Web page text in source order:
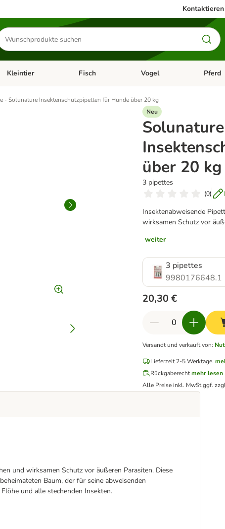
Zubehör
Kategorie-Menü öffnen: Hundefutter & Zubehör
Kleintier Kategorie-Menü öffnen: Kleintier
Fisch Kategorie-Menü öffnen: Fisch
Vogel Pferd
- Solunature Insektenschutzpipetten für Hunde über 20 kg
Neu
über 20 kg
3 pipettes
(0)
Insektenabweisende
wirksamen Schutz vor
weiter
3 pipettes
9980176648.1
20,30 €
Versandt und verkauft von:
Lieferzeit 2-5 Werktage.
Rückgaberechtmehr lesen
Alle Preise inkl. MwSt.ggf.
und wirksamen Schutz vor äußeren Parasiten. Diese
Baum, der für seine abweisenden
und alle stechenden Insekten.